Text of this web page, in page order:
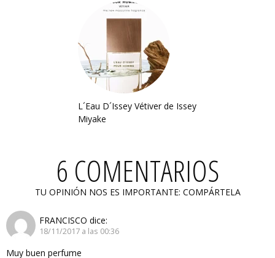
L´Eau D´Issey Vétiver de Issey
Miyake
6 COMENTARIOS
TU OPINIÓN NOS ES IMPORTANTE: COMPÁRTELA
FRANCISCO dice:
18/11/2017 a las 00:36
Muy buen perfume